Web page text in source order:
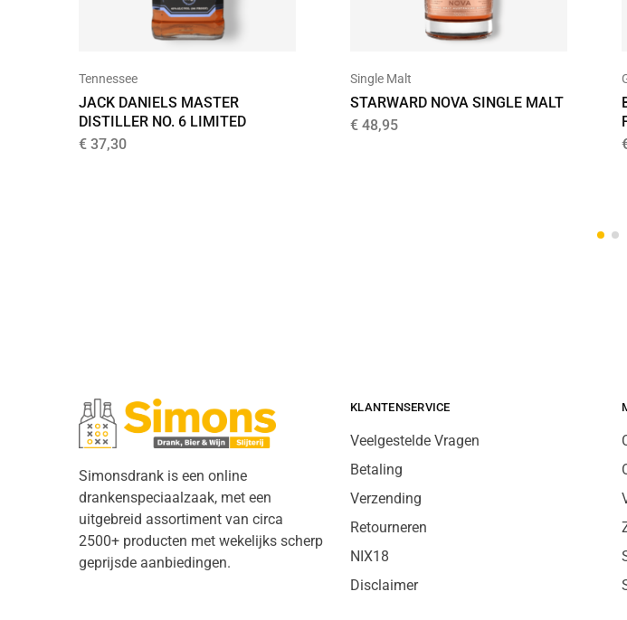
Tennessee
JACK DANIELS MASTER
DISTILLER NO. 6 LIMITED
€ 37,30
Single Malt
STARWARD NOVA SINGLE MALT
€ 48,95
Simonsdrank is een online
drankenspeciaalzaak, met een
uitgebreid assortiment van circa
2500+ producten met wekelijks scherp
geprijsde aanbiedingen.
KLANTENSERVICE
Veelgestelde Vragen
Betaling
Verzending
Retourneren
NIX18
Disclaimer